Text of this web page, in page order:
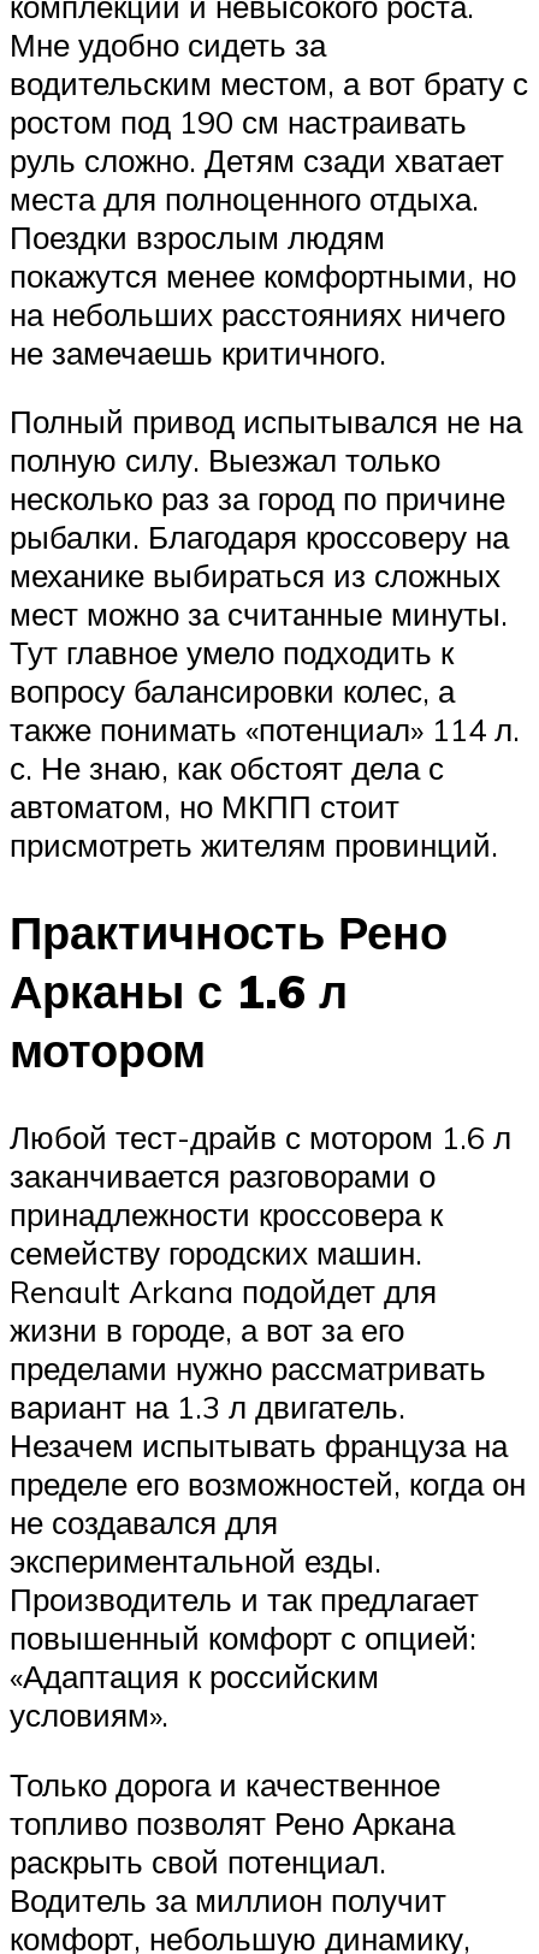
Мне удобно сидеть за
водительским местом, а вот брату с
ростом под 190 см настраивать
руль сложно. Детям сзади хватает
места для полноценного отдыха.
Поездки взрослым людям
покажутся менее комфортными, но
на небольших расстояниях ничего
не замечаешь критичного.
Полный привод испытывался не на
полную силу. Выезжал только
несколько раз за город по причине
рыбалки. Благодаря кроссоверу на
механике выбираться из сложных
мест можно за считанные минуты.
Тут главное умело подходить к
вопросу балансировки колес, а
также понимать «потенциал» 114 л.
с. Не знаю, как обстоят дела с
автоматом, но МКПП стоит
присмотреть жителям провинций.
Практичность Рено
Арканы с 1.6 л
мотором
Любой тест-драйв с мотором 1.6 л
заканчивается разговорами о
принадлежности кроссовера к
семейству городских машин.
Renault Arkana подойдет для
жизни в городе, а вот за его
пределами нужно рассматривать
вариант на 1.3 л двигатель.
Незачем испытывать француза на
пределе его возможностей, когда он
не создавался для
экспериментальной езды.
Производитель и так предлагает
повышенный комфорт с опцией:
«Адаптация к российским
условиям».
Только дорога и качественное
топливо позволят Рено Аркана
раскрыть свой потенциал.
Водитель за миллион получит
комфорт, небольшую динамику,